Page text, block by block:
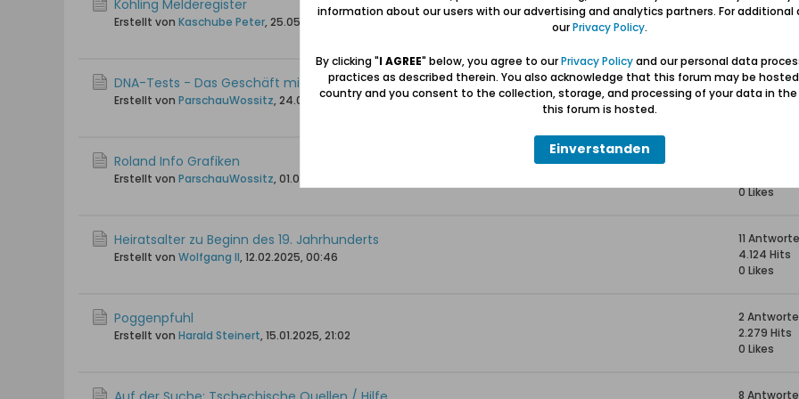
Kohling Melderegister
Erstellt von Kaschube Peter, 25.05.2025, 18:10
8
2.571 Hits
DNA-Tests - Das Geschäft mit den Genen
Erstellt von ParschauWossitz, 24.05.2025, 20:48
4
1.845 Hits
Roland Info Grafiken
Erstellt von ParschauWossitz, 01.05.2025, 09:47
0 Likes
Heiratsalter zu Beginn des 19. Jahrhunderts
Erstellt von Wolfgang II, 12.02.2025, 00:46
11
4.124 Hits
0 Likes
Poggenpfuhl
Erstellt von Harald Steinert, 15.01.2025, 21:02
2
2.279 Hits
0 Likes
8
information about our users with our advertising and analytics partners. For additional
ourPrivacy Policy.
By clicking "I AGREE" below, you agree to ourPrivacy Policyand our personal data
practices as described therein. You also acknowledge that this forum may be
country and you consent to the collection, storage, and processing of your data in
this forum is hosted.
Einverstanden